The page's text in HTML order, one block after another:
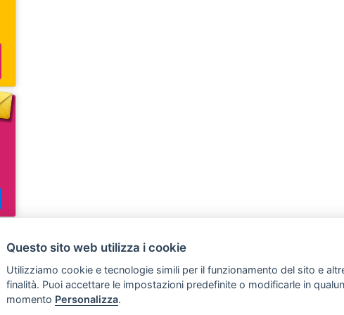
SVILUPPO TURISMO ITALIA S.r.L. unipersonale
Questo sito web utilizza i cookie
Utilizziamo cookie e tecnologie simili per il funzionamento del sito e
finalità. Puoi accettare le impostazioni predefinite o modificarle in
momento Personalizza.